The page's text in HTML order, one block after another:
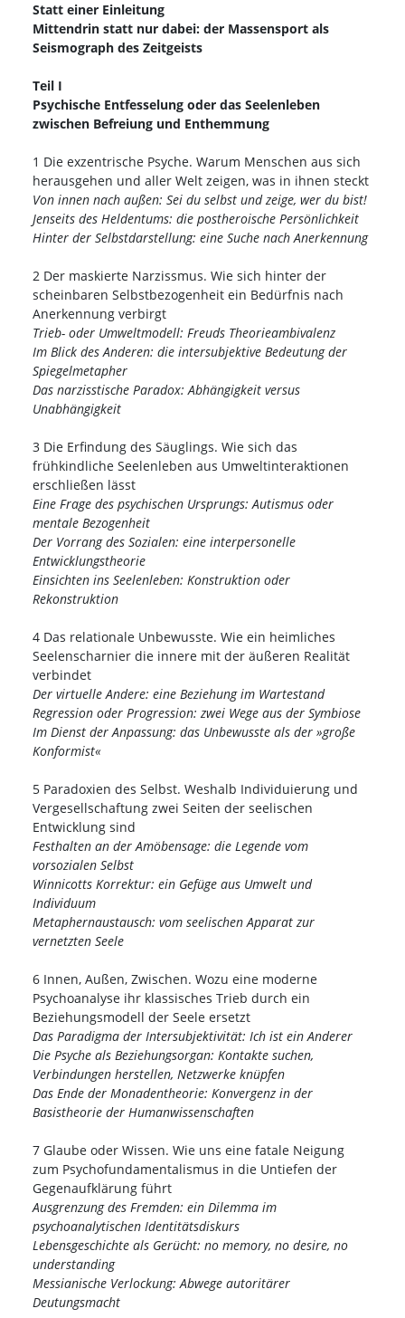
Statt einer Einleitung
Mittendrin statt nur dabei: der Massensport als
Seismograph des Zeitgeists
Teil I
Psychische Entfesselung oder das Seelenleben
zwischen Befreiung und Enthemmung
1 Die exzentrische Psyche. Warum Menschen aus sich
herausgehen und aller Welt zeigen, was in ihnen steckt
Von innen nach außen: Sei du selbst und zeige, wer du bist!
Jenseits des Heldentums: die postheroische Persönlichkeit
Hinter der Selbstdarstellung: eine Suche nach Anerkennung
2 Der maskierte Narzissmus. Wie sich hinter der
scheinbaren Selbstbezogenheit ein Bedürfnis nach
Anerkennung verbirgt
Trieb- oder Umweltmodell: Freuds Theorieambivalenz
Im Blick des Anderen: die intersubjektive Bedeutung der
Spiegelmetapher
Das narzisstische Paradox: Abhängigkeit versus
Unabhängigkeit
3 Die Erfindung des Säuglings. Wie sich das
frühkindliche Seelenleben aus Umweltinteraktionen
erschließen lässt
Eine Frage des psychischen Ursprungs: Autismus oder
mentale Bezogenheit
Der Vorrang des Sozialen: eine interpersonelle
Entwicklungstheorie
Einsichten ins Seelenleben: Konstruktion oder
Rekonstruktion
4 Das relationale Unbewusste. Wie ein heimliches
Seelenscharnier die innere mit der äußeren Realität
verbindet
Der virtuelle Andere: eine Beziehung im Wartestand
Regression oder Progression: zwei Wege aus der Symbiose
Im Dienst der Anpassung: das Unbewusste als der »große
Konformist«
5 Paradoxien des Selbst. Weshalb Individuierung und
Vergesellschaftung zwei Seiten der seelischen
Entwicklung sind
Festhalten an der Amöbensage: die Legende vom
vorsozialen Selbst
Winnicotts Korrektur: ein Gefüge aus Umwelt und
Individuum
Metaphernaustausch: vom seelischen Apparat zur
vernetzten Seele
6 Innen, Außen, Zwischen. Wozu eine moderne
Psychoanalyse ihr klassisches Trieb durch ein
Beziehungsmodell der Seele ersetzt
Das Paradigma der Intersubjektivität: Ich ist ein Anderer
Die Psyche als Beziehungsorgan: Kontakte suchen,
Verbindungen herstellen, Netzwerke knüpfen
Das Ende der Monadentheorie: Konvergenz in der
Basistheorie der Humanwissenschaften
7 Glaube oder Wissen. Wie uns eine fatale Neigung
zum Psychofundamentalismus in die Untiefen der
Gegenaufklärung führt
Ausgrenzung des Fremden: ein Dilemma im
psychoanalytischen Identitätsdiskurs
Lebensgeschichte als Gerücht: no memory, no desire, no
understanding
Messianische Verlockung: Abwege autoritärer
Deutungsmacht